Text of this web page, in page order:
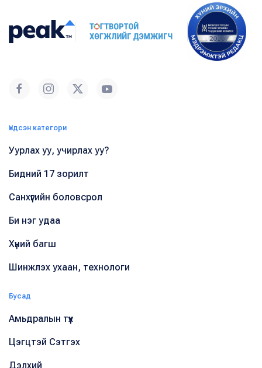
Үндсэн категори
Уурлах уу, учирлах уу?
Бидний 17 зорилт
Санхүүгийн боловсрол
Би нэг удаа
Хүний багш
Шинжлэх ухаан, технологи
Бусад
Амьдралын түүх
Цэгцтэй Сэтгэх
Дэлхий